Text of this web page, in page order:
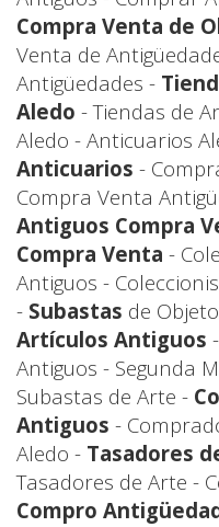
Compra Venta de
Venta de
Antigüedades -
Aledo - Tiendas de
Aledo - Anticuarios
Anticuarios -
Compra Venta
Antiguos Compra
Compra Venta -
Antiguos -
- Subastas de
Artículos Antiguos
Antiguos - Segunda
Subastas de Arte -
Antiguos -
Aledo - Tasadores
Tasadores de Arte -
Compro